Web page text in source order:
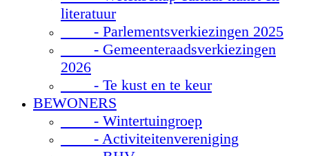
literatuur
- Parlementsverkiezingen 2025
- Gemeenteraadsverkiezingen
2026
- Te kust en te keur
BEWONERS
- Wintertuingroep
- Activiteitenvereniging